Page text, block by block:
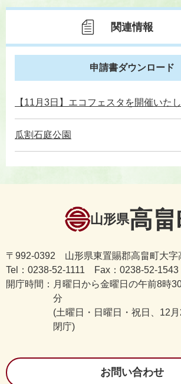
関連情報
申請書ダウンロード
【11月3日】エコフェスタを開催いたし
瓜割石庭公園
山形県高
〒992-0392 山形県東置賜郡高畠町大字
Tel：0238-52-1111 Fax：0238-52-1543
開庁時間： 月曜日から金曜日の午前8時
分
(土曜日・日曜日・祝日、12
閉庁)
お問い合わせ